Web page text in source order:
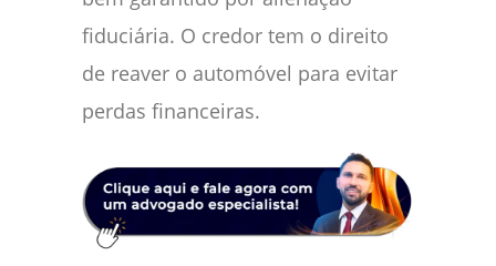
fiduciária. O credor tem o direito
de reaver o automóvel para evitar
perdas financeiras.